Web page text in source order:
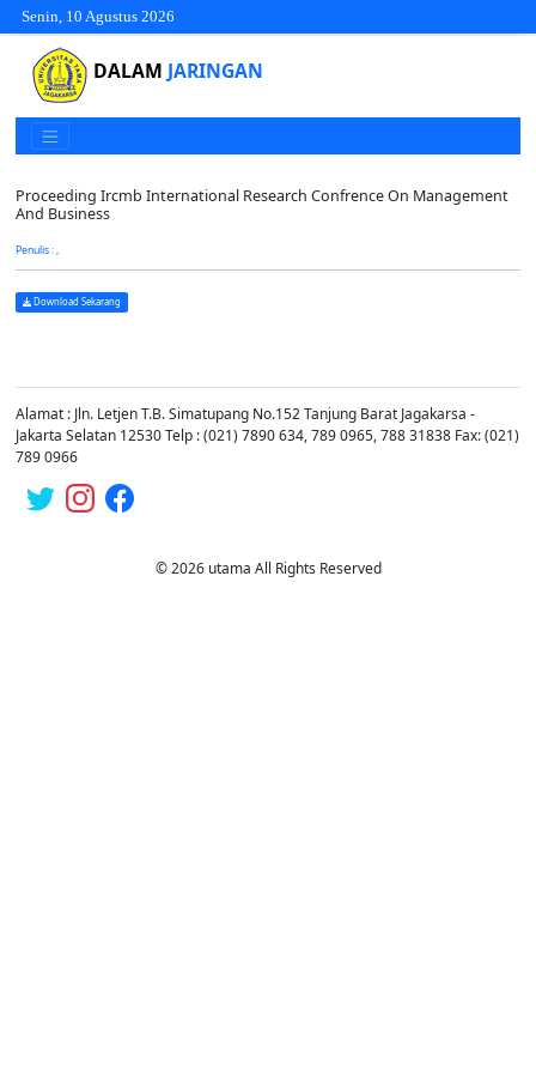
Senin, 10 Agustus 2026
DALAM JARINGAN
Proceeding Ircmb International Research Confrence On Management
And Business
Penulis : ,
Download Sekarang
Alamat : Jln. Letjen T.B. Simatupang No.152 Tanjung Barat Jagakarsa -
Jakarta Selatan 12530 Telp : (021) 7890 634, 789 0965, 788 31838 Fax: (021)
789 0966
© 2026 utama All Rights Reserved